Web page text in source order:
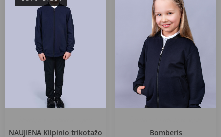
NAUJIENA Kilpinio trikotažo
Bomberis